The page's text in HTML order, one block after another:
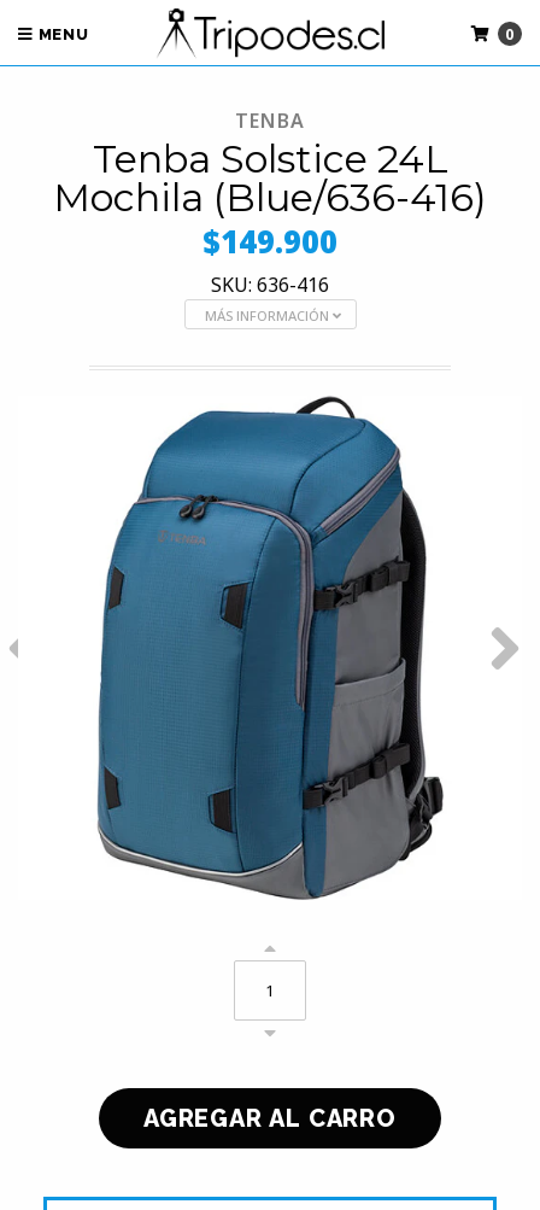
MENU 0
TENBA
Tenba Solstice 24L
Mochila (Blue/636-416)
$149.900
SKU: 636-416
MÁS INFORMACIÓN